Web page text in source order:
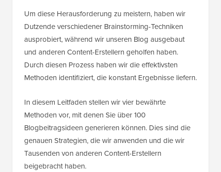
Um diese Herausforderung zu meistern, haben wir
Dutzende verschiedener Brainstorming-Techniken
ausprobiert, während wir unseren Blog ausgebaut
und anderen Content-Erstellern geholfen haben.
Durch diesen Prozess haben wir die effektivsten
Methoden identifiziert, die konstant Ergebnisse liefern.
In diesem Leitfaden stellen wir vier bewährte
Methoden vor, mit denen Sie über 100
Blogbeitragsideen generieren können. Dies sind die
genauen Strategien, die wir anwenden und die wir
Tausenden von anderen Content-Erstellern
beigebracht haben.